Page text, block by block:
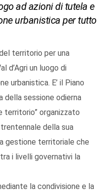
ad azioni di tutela e
urbanistica per tutto
territorio per una
d’Agri un luogo di
urbanistica. E’ il Piano
sessione odierna
territorio” organizzato
della sua
gestione territoriale che
i livelli governativi la
la condivisione e la